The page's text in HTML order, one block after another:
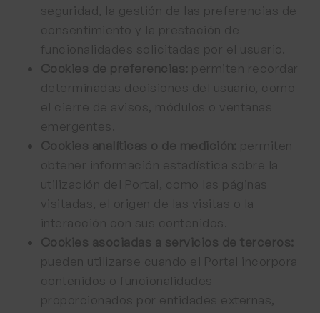
seguridad, la gestión de las preferencias de
consentimiento y la prestación de
funcionalidades solicitadas por el usuario.
Cookies de preferencias: permiten recordar
determinadas decisiones del usuario, como
el cierre de avisos, módulos o ventanas
emergentes.
Cookies analíticas o de medición: permiten
obtener información estadística sobre la
utilización del Portal, como las páginas
visitadas, el origen de las visitas o la
interacción con sus contenidos.
Cookies asociadas a servicios de terceros:
pueden utilizarse cuando el Portal incorpora
contenidos o funcionalidades
proporcionados por entidades externas,